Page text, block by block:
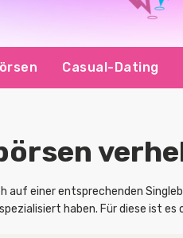
Casual-Dating
auf einer entsprechenden
haben. Für diese ist